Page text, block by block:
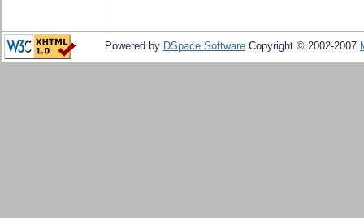
Powered by DSpace Software Copyright © 2002-2007